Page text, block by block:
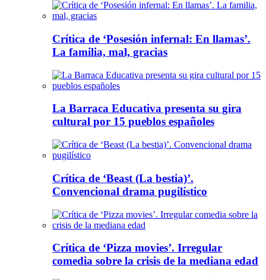
Crítica de ‘Posesión infernal: En llamas’.
La familia, mal, gracias
La Barraca Educativa presenta su gira
cultural por 15 pueblos españoles
Crítica de ‘Beast (La bestia)’.
Convencional drama pugilístico
Crítica de ‘Pizza movies’. Irregular
comedia sobre la crisis de la mediana edad